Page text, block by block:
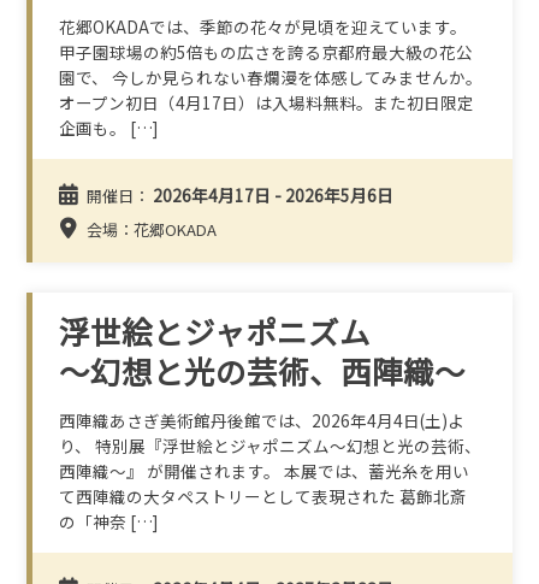
花郷OKADAでは、季節の花々が見頃を迎えています。
甲子園球場の約5倍もの広さを誇る京都府最大級の花公
園で、 今しか見られない春爛漫を体感してみませんか。
オープン初日（4月17日）は入場料無料。また初日限定
企画も。 […]
開催日： 2026年4月17日 - 2026年5月6日
会場：花郷OKADA
浮世絵とジャポニズム
～幻想と光の芸術、西陣織～
西陣織あさぎ美術館丹後館では、2026年4月4日(土)よ
り、 特別展『浮世絵とジャポニズム～幻想と光の芸術、
西陣織～』 が開催されます。 本展では、蓄光糸を用い
て西陣織の大タペストリーとして表現された 葛飾北斎
の「神奈 […]